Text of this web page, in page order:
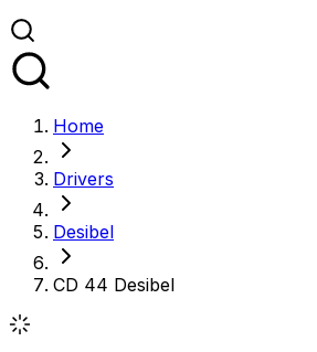
Home
Drivers
Desibel
CD 44 Desibel